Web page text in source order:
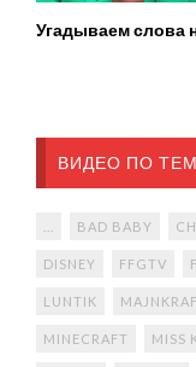
Угадываем слова
ВИДЕО ПО
BAD BABY
DISNEY FFGTV
LUNTIK
MINECRAFT MISS